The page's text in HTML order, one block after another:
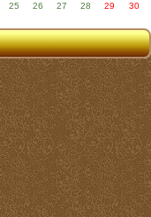
25 26 27 28 29
30